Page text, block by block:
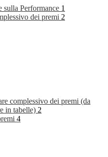
sulla Performance 1
dei premi 2
complessivo dei premi (da
in tabelle) 2
4